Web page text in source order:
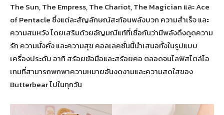
The Sun, The Empress, The Chariot, The Magician และ Ace
of Pentacle ซึ่งแต่ละสัญลักษณ์สะท้อนพลังบวก ความสำเร็จ และ
ความสมหวัง โดยเสริมด้วยอัญมณีแท้ที่เชื่อกันว่ามีพลังดึงดูดความ
รัก ความมั่งคั่ง และความสุข คอลเลคชั่นนี้นำเสนอทั้งในรูปแบบ
เครื่องประดับ อาทิ สร้อยข้อมือและสร้อยคอ ตลอดจนไลฟ์สไตล์ไอ
เทมที่สามารถพกพาความหมายอันงดงามและความสดใสของ
Butterbear ไปในทุกวัน